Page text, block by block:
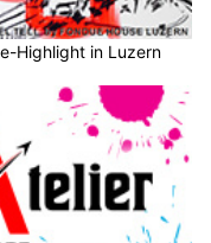
Highlight in Luzern